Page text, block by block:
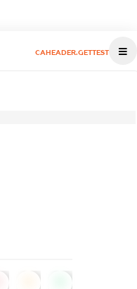
CAHEADER.GETTEST